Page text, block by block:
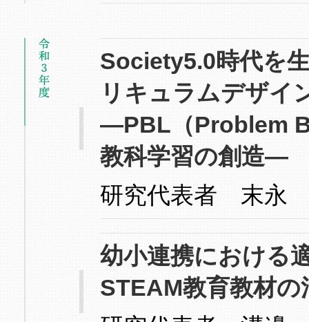
Society5.0時代を
リキュラムデザイ
―PBL（Problem
教科学習の創造―
研究代表者 末永
幼小連携における
STEAM教育教材